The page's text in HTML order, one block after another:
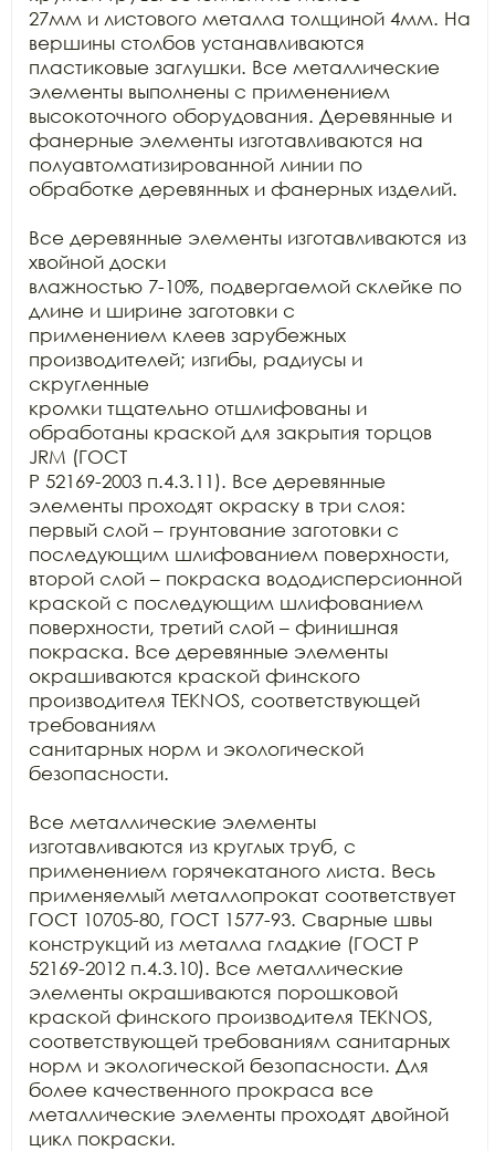
27мм и листового металла толщиной 4мм. На
вершины столбов устанавливаются
пластиковые заглушки. Все металлические
элементы выполнены с применением
высокоточного оборудования. Деревянные и
фанерные элементы изготавливаются на
полуавтоматизированной линии по
обработке деревянных и фанерных изделий.
Все деревянные элементы изготавливаются из
хвойной доски
влажностью 7-10%, подвергаемой склейке по
длине и ширине заготовки с
применением клеев зарубежных
производителей; изгибы, радиусы и
скругленные
кромки тщательно отшлифованы и
обработаны краской для закрытия торцов
JRM (ГОСТ
Р 52169-2003 п.4.3.11). Все деревянные
элементы проходят окраску в три слоя:
первый слой – грунтование заготовки с
последующим шлифованием поверхности,
второй слой – покраска вододисперсионной
краской с последующим шлифованием
поверхности, третий слой – финишная
покраска. Все деревянные элементы
окрашиваются краской финского
производителя TEKNOS, соответствующей
требованиям
санитарных норм и экологической
безопасности.
Все металлические элементы
изготавливаются из круглых труб, с
применением горячекатаного листа. Весь
применяемый металлопрокат соответствует
ГОСТ 10705-80, ГОСТ 1577-93. Сварные швы
конструкций из металла гладкие (ГОСТ Р
52169-2012 п.4.3.10). Все металлические
элементы окрашиваются порошковой
краской финского производителя TEKNOS,
соответствующей требованиям санитарных
норм и экологической безопасности. Для
более качественного прокраса все
металлические элементы проходят двойной
цикл покраски.